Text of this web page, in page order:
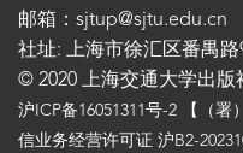
邮箱：sjtup@sjtu.edu.cn
社址: 上海市徐汇区番禺路
© 2020 上海交通大学出版
沪ICP备16051311号-2 【（署
信业务经营许可证 沪B2-